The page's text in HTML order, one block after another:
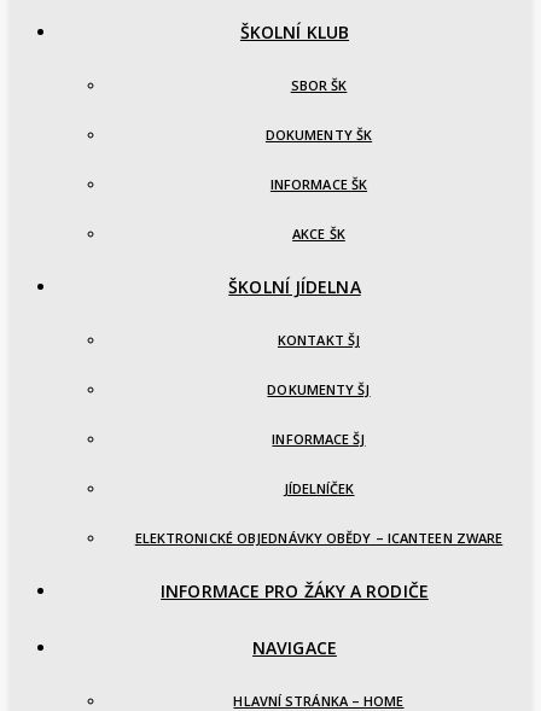
ŠKOLNÍ KLUB
SBOR ŠK
DOKUMENTY ŠK
INFORMACE ŠK
AKCE ŠK
ŠKOLNÍ JÍDELNA
KONTAKT ŠJ
DOKUMENTY ŠJ
INFORMACE ŠJ
JÍDELNÍČEK
ELEKTRONICKÉ OBJEDNÁVKY OBĚDY – ICANTEEN ZWARE
INFORMACE PRO ŽÁKY A RODIČE
NAVIGACE
HLAVNÍ STRÁNKA – HOME